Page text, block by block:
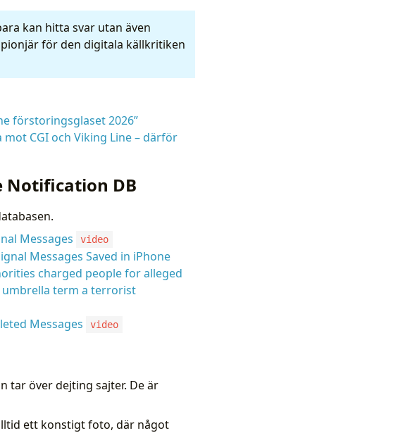
kan hitta svar utan även
för den digitala källkritiken
förstoringsglaset 2026”
mot CGI och Viking Line – därför
Notification DB
Messages
video
Messages Saved in iPhone
charged people for alleged
umbrella term a terrorist
Messages
video
tar över dejting sajter. De är
ett konstigt foto, där något